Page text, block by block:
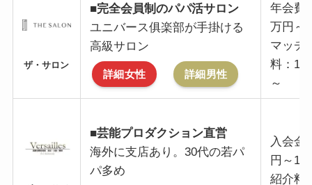
ザ・サロン
■完全会員制のパパ活サロン
ユニバース俱楽部が手掛ける
高級サロン
詳細女性 詳細男性
年会費
万円～
マッチ
料：11
～
■芸能プロダクション直営
海外に支店あり。30代の若パ
パ多め
入会金
円～
紹介料